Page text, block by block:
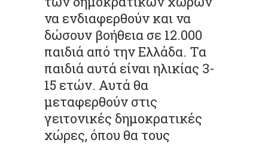
να ενδιαφερθούν και να
δώσουν βοήθεια σε 12.000
παιδιά από την Ελλάδα. Τα
παιδιά αυτά είναι ηλικίας 3-
15 ετών. Αυτά θα
μεταφερθούν στις
γειτονικές δημοκρατικές
χώρες, όπου θα τους